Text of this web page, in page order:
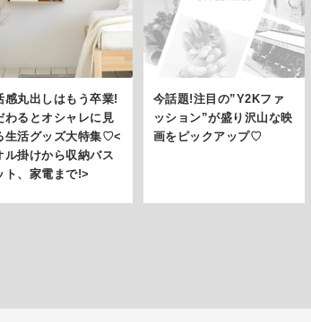
感丸出しはもう卒業!
わるとオシャレに見
生活グッズ大特集♡<
ル掛けから収納バス
ト、家電まで!>
今話題!注目の”Y2Kファ
ッション”が盛り沢山な映
画をピックアップ♡